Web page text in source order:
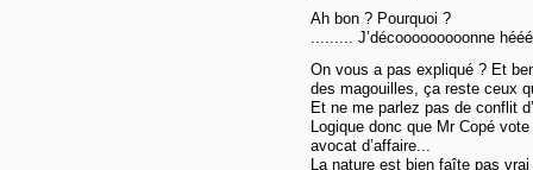
Ah bon ? Pourquoi ?
......... J’décooooooooonne
On vous a pas expliqué ? Et
des magouilles, ça reste ceux
Et ne me parlez pas de conflit
Logique donc que Mr Copé
avocat d’affaire...
La nature est bien faîte pas vrai